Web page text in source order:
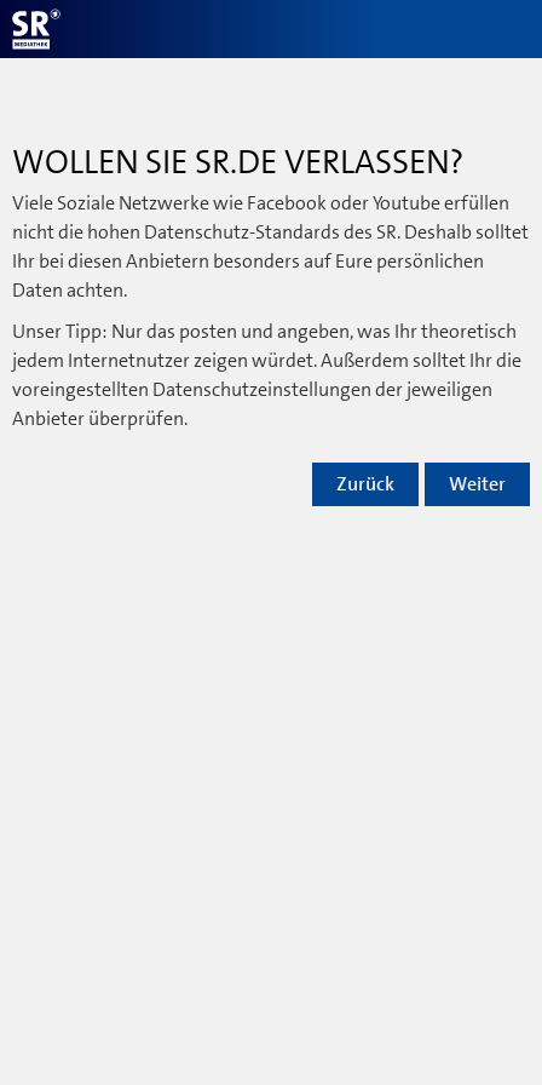
WOLLEN SIE SR.DE VERLASSEN?
Viele Soziale Netzwerke wie Facebook oder Youtube erfüllen
nicht die hohen Datenschutz-Standards des SR. Deshalb solltet
Ihr bei diesen Anbietern besonders auf Eure persönlichen
Daten achten.
Unser Tipp: Nur das posten und angeben, was Ihr theoretisch
jedem Internetnutzer zeigen würdet. Außerdem solltet Ihr die
voreingestellten Datenschutzeinstellungen der jeweiligen
Anbieter überprüfen.
Weiter
Zurück